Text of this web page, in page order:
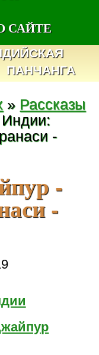
САЙТЕ
ПАНЧАНГА
» Рассказы
-
-
-